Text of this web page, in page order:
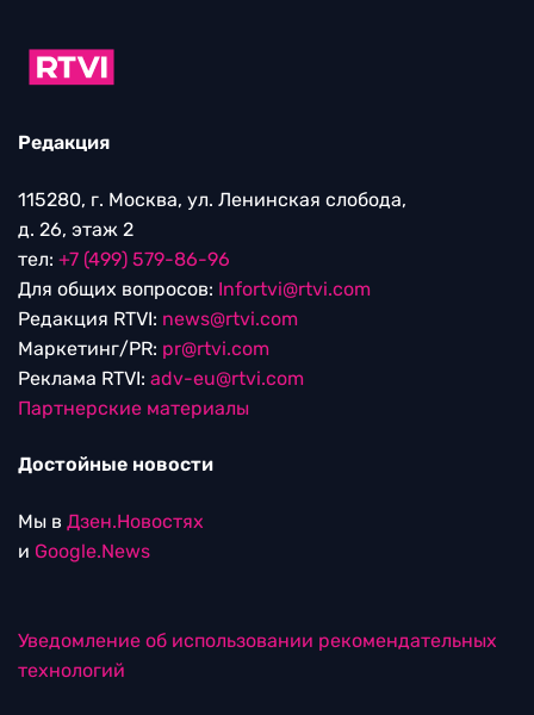
Редакция
115280, г. Москва, ул. Ленинская слобода,
д. 26, этаж 2
тел: +7 (499) 579-86-96
Для общих вопросов: Infortvi@rtvi.com
Редакция RTVI: news@rtvi.com
Маркетинг/PR: pr@rtvi.com
Реклама RTVI: adv-eu@rtvi.com
Партнерские материалы
Достойные новости
Мы в Дзен.Новостях
и Google.News
Уведомление об использовании рекомендательных
технологий